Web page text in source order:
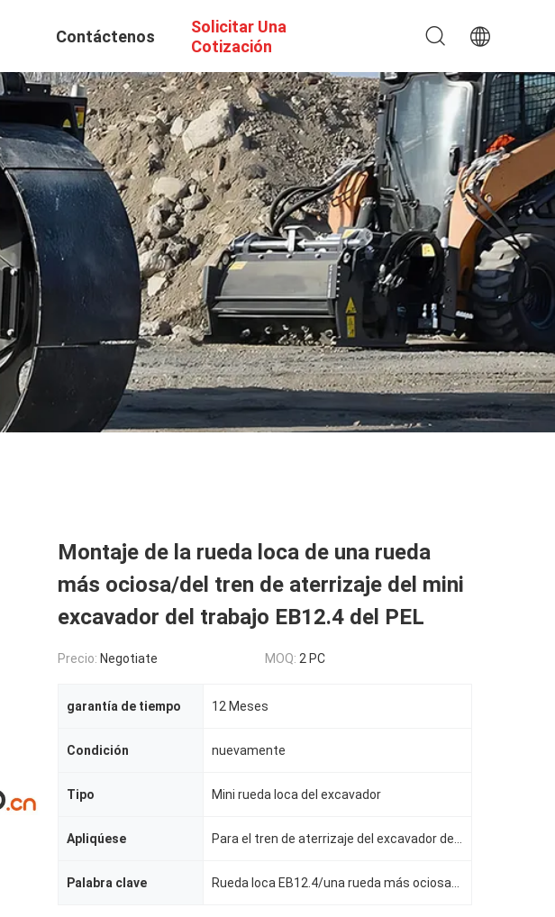
Contáctenos
Solicitar Una
Cotización
Montaje de la rueda loca de una rueda
más ociosa/del tren de aterrizaje del mini
excavador del trabajo EB12.4 del PEL
Precio: Negotiate MOQ: 2 PC
garantía de tiempo 12 Meses
Condición nuevamente
Tipo Mini rueda loca del excavador
Apliqúese
Palabra clave